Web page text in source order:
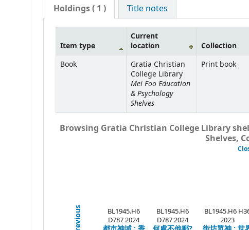
Holdings( 1 ) Title notes
Item type
Current
location
Collection
Book
Gratia Christian
College Library
Mei Foo Education
& Psychology
Shelves
Print book
Browsing Gratia Christian College Library
Shelves,
Previous
BL1945.H6
D787 2024
BL1945.H6
D787 2024
BL1945.H6
2023